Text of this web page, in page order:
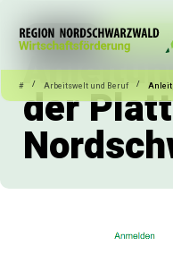
# / Arbeitswelt und Beruf /
13.11.2025 Arbeitswelt
der